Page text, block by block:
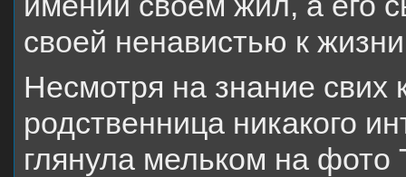
своей ненавистью к
Несмотря на знание свих
родственница никакого
глянула мельком на